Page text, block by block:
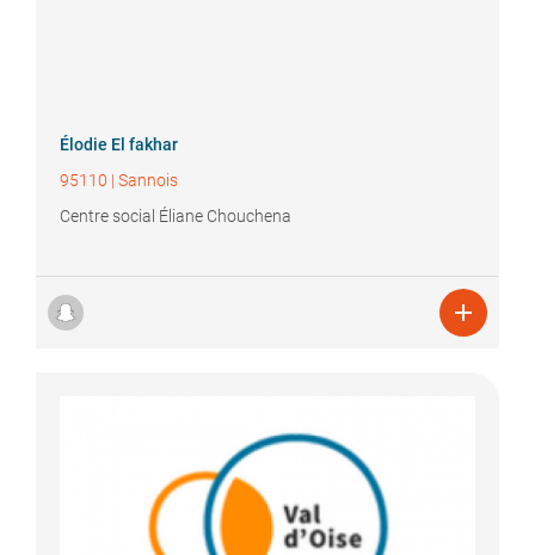
Élodie El fakhar
95110 | Sannois
Centre social Éliane Chouchena
